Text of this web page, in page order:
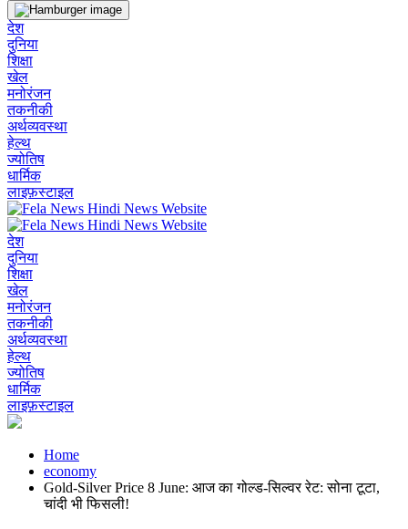
देश
दुनिया
शिक्षा
खेल
मनोरंजन
तकनीकी
अर्थव्यवस्था
हेल्थ
ज्योतिष
धार्मिक
लाइफ़स्टाइल
देश
दुनिया
शिक्षा
खेल
मनोरंजन
तकनीकी
अर्थव्यवस्था
हेल्थ
ज्योतिष
धार्मिक
लाइफ़स्टाइल
Home
economy
Gold-Silver Price 8 June: आज का गोल्ड-सिल्वर रेट: सोना टूटा,
चांदी भी फिसली!